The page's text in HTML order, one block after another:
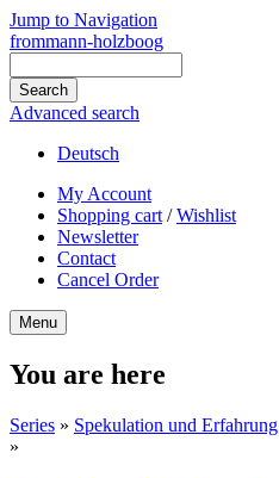
Jump to Navigation
frommann-holzboog
Advanced search
Deutsch
My Account
Shopping cart /Wishlist
Newsletter
Contact
Cancel Order
Menu
You are here
Series » Spekulation und Erfahrung
»